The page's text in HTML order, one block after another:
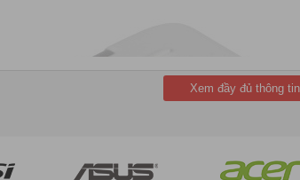
Xem đầy đủ thông tin